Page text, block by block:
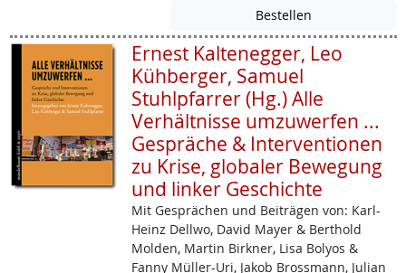
Ernest Kaltenegger, Leo
Kühberger, Samuel
Stuhlpfarrer (Hg.) Alle
Verhältnisse umzuwerfen ...
Gespräche & Interventionen
zu Krise, globaler Bewegung
und linker Geschichte
Mit Gesprächen und Beiträgen von: Karl-
Heinz ­Dellwo, David Mayer & Berthold
Molden, Martin Birkner, Lisa Bolyos &
Fanny Müller­-Uri, Jakob ­Brossmann, Julian